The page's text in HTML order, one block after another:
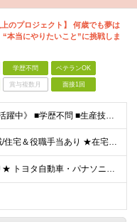
上のプロジェクト】 何歳でも夢は
“本当にやりたいこと”に挑戦しま
学歴不問 ベテランOK
賞与複数月 面接1回
《40・50・60代も活躍中》 ■学歴不問 ■生産技術・生産管理・品質保証・評価・設計いずれかの実務経験をお持ちの方 ▽こんな方にオススメです！▽ 「経験を活かして幅広いプロジェクトに携わりたい」
★通勤＆就業＆地域/住宅＆役職手当あり ★在宅勤務実績あり ★残業代は全額支給 ★選べる給与制度あり！ ■東京・神奈川・千葉・埼玉勤務の場合 月給24.5万円～55万円＋諸手当 （残業代は全額支給）
★リモート実績あり★ トヨタ自動車・パナソニック・東芝など大手メーカーでのポストも多数！ 全国の取引先での就業となります（沖縄を除く） 『地元で働きたい』という希望に、業界トップクラス約7,00